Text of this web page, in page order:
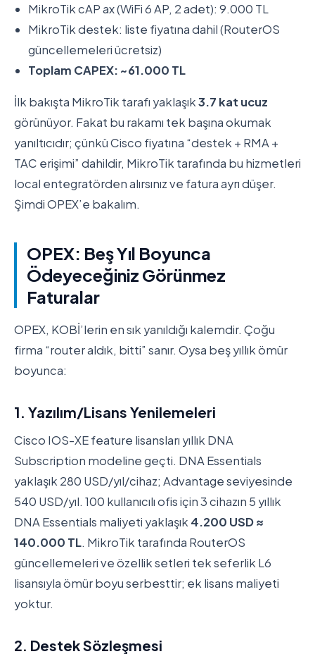
MikroTik cAP ax (WiFi 6 AP, 2 adet): 9.000 TL
MikroTik destek: liste fiyatına dahil (RouterOS
güncellemeleri ücretsiz)
Toplam CAPEX: ~61.000 TL
İlk bakışta MikroTik tarafı yaklaşık3.7 kat ucuz
görünüyor. Fakat bu rakamı tek başına okumak
yanıltıcıdır; çünkü Cisco fiyatına “destek + RMA +
TAC erişimi” dahildir, MikroTik tarafında bu hizmetleri
local entegratörden alırsınız ve fatura ayrı düşer.
Şimdi OPEX’e bakalım.
OPEX: Beş Yıl Boyunca
Ödeyeceğiniz Görünmez
Faturalar
OPEX, KOBİ’lerin en sık yanıldığı kalemdir. Çoğu
firma “router aldık, bitti” sanır. Oysa beş yıllık ömür
boyunca:
1. Yazılım/Lisans Yenilemeleri
Cisco IOS-XE feature lisansları yıllık DNA
Subscription modeline geçti. DNA Essentials
yaklaşık 280 USD/yıl/cihaz; Advantage seviyesinde
540 USD/yıl. 100 kullanıcılı ofis için 3 cihazın 5 yıllık
DNA Essentials maliyeti yaklaşık4.200 USD ≈
140.000 TL. MikroTik tarafında RouterOS
güncellemeleri ve özellik setleri tek seferlik L6
lisansıyla ömür boyu serbesttir; ek lisans maliyeti
yoktur.
2. Destek Sözleşmesi